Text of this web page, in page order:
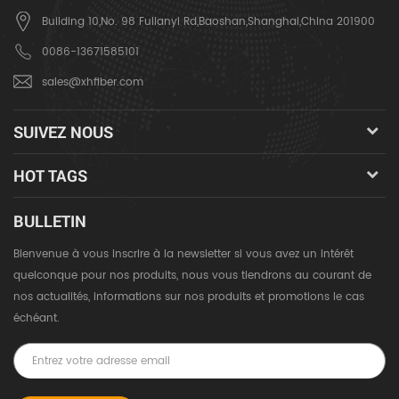
Building 10,No. 98 Fulianyi Rd,Baoshan,Shanghai,China 201900
0086-13671585101
sales@xhfiber.com
SUIVEZ NOUS
HOT TAGS
BULLETIN
Bienvenue à vous inscrire à la newsletter si vous avez un intérêt
quelconque pour nos produits, nous vous tiendrons au courant de
nos actualités, informations sur nos produits et promotions le cas
échéant.